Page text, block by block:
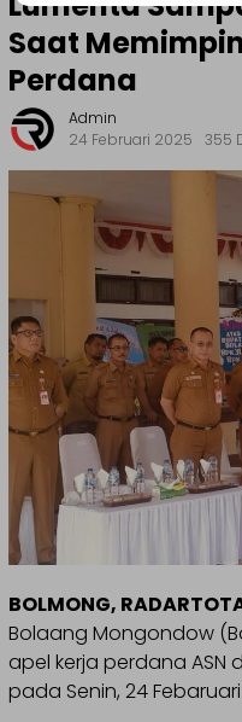
Saat
Perdana
Admin
24 Februari 2025
355
BOLMONG,
Bolaang Mongondow
apel kerja perdana ASN
pada Senin, 24